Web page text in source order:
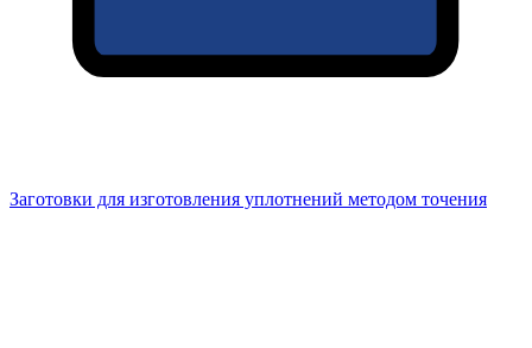
Заготовки для изготовления уплотнений методом точения